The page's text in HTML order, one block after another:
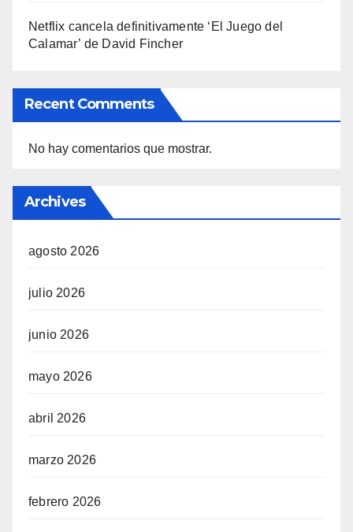
Netflix cancela definitivamente ‘El Juego del
Calamar’ de David Fincher
Recent Comments
No hay comentarios que mostrar.
Archives
agosto 2026
julio 2026
junio 2026
mayo 2026
abril 2026
marzo 2026
febrero 2026